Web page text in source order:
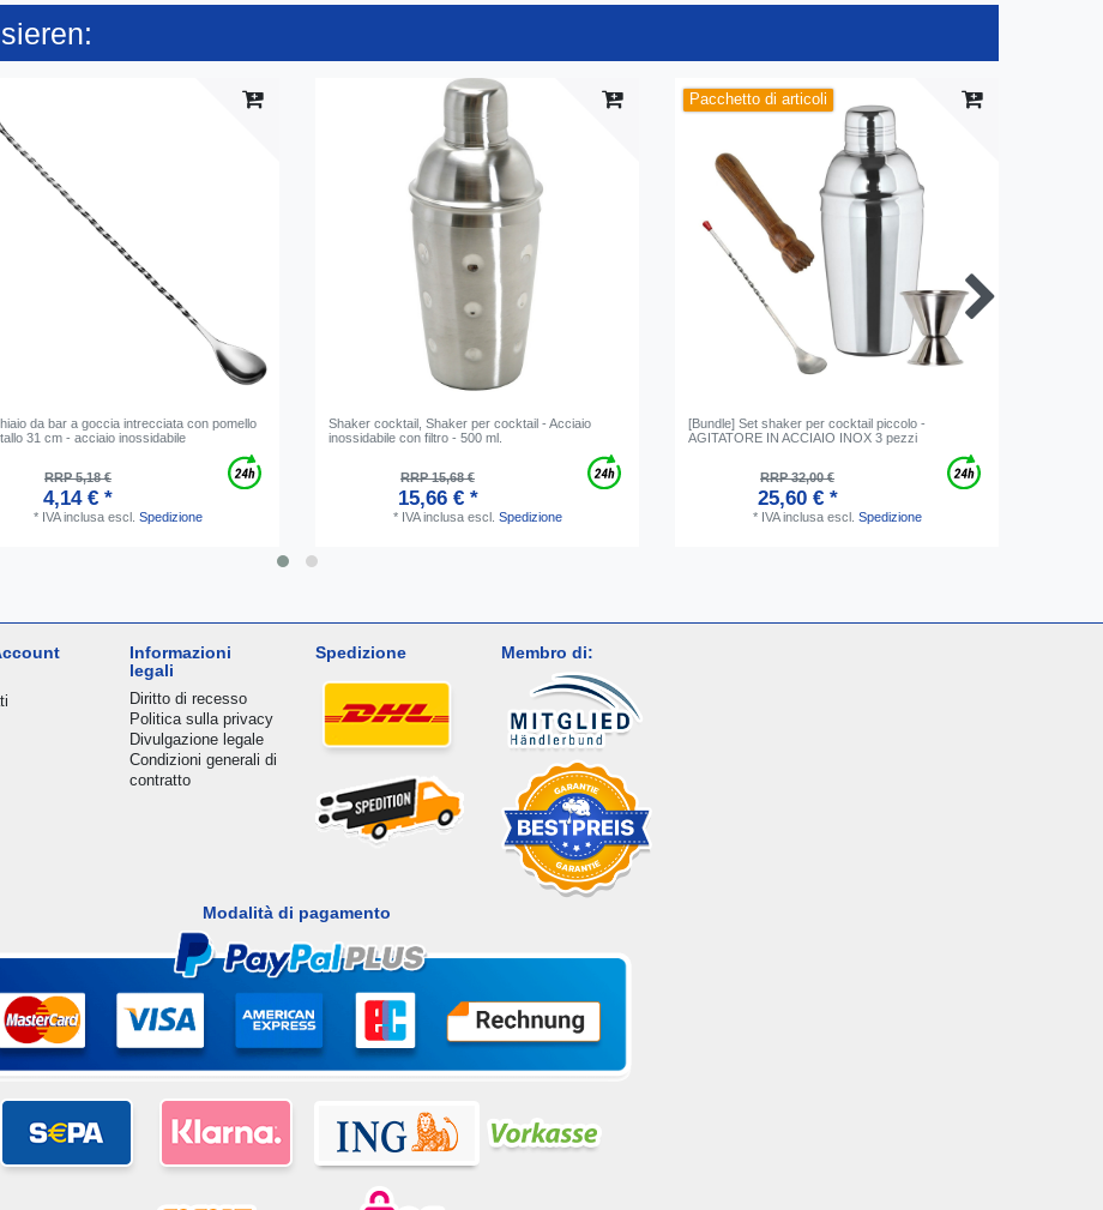
da bar a goccia intrecciata con pomello
31 cm - acciaio inossidabile
RRP 5,18 €
4,14 € *
* IVA inclusaescl. Spedizione
Shaker cocktail, Shaker per cocktail - Acciaio
inossidabile con filtro - 500 ml.
RRP 15,68 €
15,66 € *
* IVA inclusaescl. Spedizione
Pacchetto di articoli
[Bundle] Set shaker per cocktail piccolo -
AGITATORE IN ACCIAIO INOX 3 pezzi
RRP 32,00 €
25,60 € *
* IVA inclusaescl. Spedizione
Informazioni
legali
Diritto di recesso
Politica sulla privacy
Divulgazione legale
Condizioni generali di
contratto
Spedizione Membro di:
Modalità di pagamento